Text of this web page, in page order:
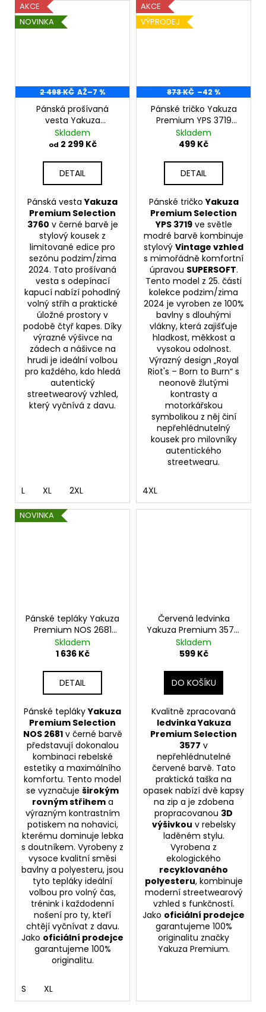
AKCE
NOVINKA
2 498 KČ AŽ–7 %
Pánská prošívaná
vesta Yakuza
Premium 3760 černá
Ratbags
Skladem
od 2 299 Kč
DETAIL
Pánská vestaYakuza
Premium Selection
3760 v černé barvě je
stylový kousek z
limitované edice pro
sezónu podzim/zima
2024. Tato prošívaná
vesta s odepínací
kapucí nabízí pohodlný
volný střih a praktické
úložné prostory v
podobě čtyř kapes. Díky
výrazné výšivce na
zádech a nášivce na
hrudi je ideální volbou
pro každého, kdo hledá
autentický
streetwearový vzhled,
který vyčnívá z davu.
L XL 2XL
AKCE
VÝPRODEJ
873 KČ –42 %
Pánské tričko Yakuza
Premium YPS 3719
SUPERSOFT Vintage
světle modré
Skladem
499 Kč
DETAIL
Pánské tričkoYakuza
Premium Selection
YPS 3719ve světle
modré barvě kombinuje
stylový Vintage vzhled
s mimořádně komfortní
úpravou SUPERSOFT.
Tento model z 25. části
kolekce podzim/zima
2024 je vyroben ze 100%
bavlny s dlouhými
vlákny, která zajišťuje
hladkost, měkkost a
vysokou odolnost.
Výrazný design „Royal
Riot's – Born to Burn“ s
neonově žlutými
kontrasty a
motorkářskou
symbolikou z něj činí
nepřehlédnutelný
kousek pro milovníky
autentického
streetwearu.
4XL
NOVINKA
Pánské tepláky Yakuza
Premium NOS 2681
černé - Wide Fit
Skladem
1 636 Kč
DETAIL
Pánské teplákyYakuza
Premium Selection
NOS 2681v černé barvě
představují dokonalou
kombinaci rebelské
estetiky a maximálního
komfortu. Tento model
se vyznačuje širokým
rovným střihema
výrazným kontrastním
potiskem na nohavici,
kterému dominuje lebka
s doutníkem. Vyrobeny z
vysoce kvalitní směsi
bavlny a polyesteru, jsou
tyto tepláky ideální
volbou pro volný čas,
trénink i každodenní
nošení pro ty, kteří
chtějí vyčnívat z davu.
Jako oficiální prodejce
garantujeme 100%
originalitu.
S XL
Červená ledvinka
Yakuza Premium 3577,
výšivka YPS
Skladem
599 Kč
DO KOŠÍKU
Kvalitně zpracovaná
ledvinka Yakuza
Premium Selection
3577 v
nepřehlédnutelné
červené barvě. Tato
praktická taška na
opasek nabízí dvě kapsy
na zip a je zdobena
propracovanou 3D
výšivkou v rebelsky
laděném stylu.
Vyrobena z
ekologického
recyklovaného
polyesteru, kombinuje
moderní streetwearový
vzhled s funkčností.
Jako oficiální prodejce
garantujeme 100%
originalitu značky
Yakuza Premium.